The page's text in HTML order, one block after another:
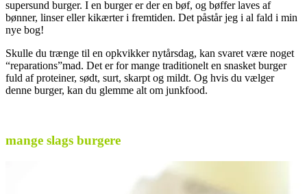
supersund burger. I en burger er der en bøf, og bøffer laves af
bønner, linser eller kikærter i fremtiden. Det påstår jeg i al fald i min
nye bog!
Skulle du trænge til en opkvikker nytårsdag, kan svaret være noget
“reparations”mad. Det er for mange traditionelt en snasket burger
fuld af proteiner, sødt, surt, skarpt og mildt. Og hvis du vælger
denne burger, kan du glemme alt om junkfood.
mange slags burgere